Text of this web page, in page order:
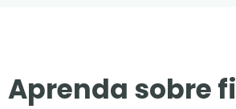
Aprenda sobre